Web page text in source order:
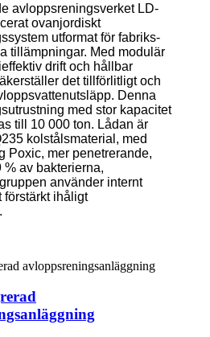
avloppsreningsverket LD-
ovanjordiskt
utformat för fabriks-
tillämpningar. Med modulär
drift och hållbar
det tillförlitligt och
Denna
med stor kapacitet
till 10 000 ton. Lådan är
kolstålsmaterial, med
Poxic, mer penetrerande,
% av bakterierna,
använder internt
förstärkt ihåligt